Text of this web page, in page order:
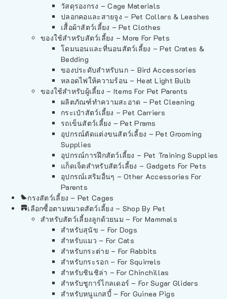
วัสดุรองกรง – Cage Materials
ปลอกคอและสายจูง – Pet Collars & Leashes
เสื้อผ้าสัตว์เลี้ยง – Pet Clothes
ของใช้สำหรับสัตว์เลี้ยง – More For Pets
โดมนอนและที่นอนสัตว์เลี้ยง – Pet Crates &
Bedding
ของประดับสำหรับนก – Bird Accessories
หลอดไฟให้ความร้อน – Heat Light Bulb
ของใช้สำหรับผู้เลี้ยง – Items For Pet Parents
ผลิตภัณฑ์ทำความสะอาด – Pet Cleaning
กระเป๋าสัตว์เลี้ยง – Pet Carriers
รถเข็นสัตว์เลี้ยง – Pet Prams
อุปกรณ์ตัดแต่งขนสัตว์เลี้ยง – Pet Grooming
Supplies
อุปกรณ์การฝึกสัตว์เลี้ยง – Pet Training Supplies
แก็ดเจ็ตสำหรับสัตว์เลี้ยง – Gadgets For Pets
อุปกรณ์เสริมอื่นๆ – Other Accessories For
Parents
กรงสัตว์เลี้ยง – Pet Cages
เลือกซื้อตามหมวดสัตว์เลี้ยง – Shop By Pet
สำหรับสัตว์เลี้ยงลูกด้วยนม – For Mammals
สำหรับสุนัข – For Dogs
สำหรับแมว – For Cats
สำหรับกระต่าย – For Rabbits
สำหรับกระรอก – For Squirrels
สำหรับชินชิล่า – For Chinchillas
สำหรับชูการ์ไกลเดอร์ – For Sugar Gliders
สำหรับหนูแกสบี้ – For Guinea Pigs